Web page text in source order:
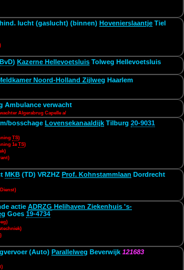
lucht (gaslucht) (binnen) Hovenierslaantje Tiel
)
BvD) Kazerne Hellevoetsluis Tolweg Hellevoetsluis
Noord-Holland Zijlweg Haarlem
Ambulance verwacht
Algerabrug Capelle a/
bosschage Lovensekanaaldijk Tilburg 20-9031
TS)
1eTS)
MKB (TD) VRZHZ Prof. Kohnstammlaan Dordrecht
actie ADRZG Helihaven Ziekenhuis 's-
Goes 19-4734
(Auto) Parallelweg Beverwijk 121683